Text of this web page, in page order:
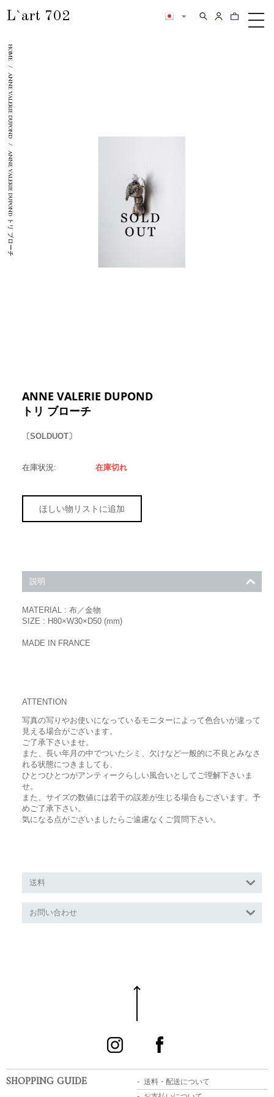
L`art 702
メ
検索 カートの内
HOME
/
ANNE VALERIE DUPOND
/
ANNE VALERIE DUPOND トリ ブローチ
ANNE VALERIE DUPOND
トリ ブローチ
〔SOLDUOT〕
在庫状況: 在庫切れ
ほしい物リストに追加
説明
MATERIAL : 布／金物
SIZE : H80×W30×D50 (mm)
MADE IN FRANCE
ATTENTION
写真の写りやお使いになっているモニターによって色合いが違って
見える場合がございます。
ご了承下さいませ。
また、長い年月の中でついたシミ、欠けなど一般的に不良とみなさ
れる状態につきましても、
ひとつひとつがアンティークらしい風合いとしてご理解下さいま
せ。
また、サイズの数値には若干の誤差が生じる場合もございます。予
めご了承下さい。
気になる点がございましたらご遠慮なくご質問下さい。
送料
お問い合わせ
SHOPPING GUIDE
送料・配送について